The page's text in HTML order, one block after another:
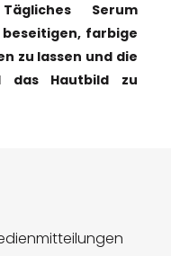
Serum
farbige
zu lassen und die
das Hautbild zu